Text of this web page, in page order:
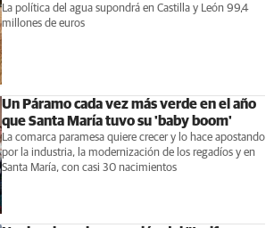
La política del agua supondrá en Castilla y León 99,4
millones de euros
Un Páramo cada vez más verde en el año
que Santa María tuvo su 'baby boom'
La comarca paramesa quiere crecer y lo hace apostando
por la industria, la modernización de los regadíos y en
Santa María, con casi 30 nacimientos